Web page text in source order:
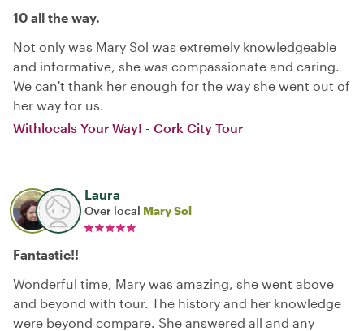
10 all the way.
Not only was Mary Sol was extremely knowledgeable
and informative, she was compassionate and caring.
We can't thank her enough for the way she went out of
her way for us.
Withlocals Your Way! - Cork City Tour
Laura
Over local Mary Sol
Fantastic!!
Wonderful time, Mary was amazing, she went above
and beyond with tour. The history and her knowledge
were beyond compare. She answered all and any